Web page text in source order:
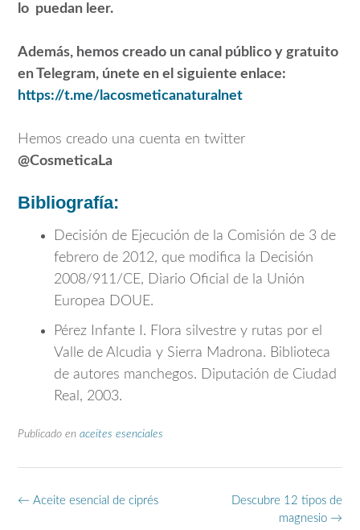
lo puedan leer.
Además, hemos creado un canal público y gratuito
en Telegram, únete en el siguiente enlace:
https://t.me/lacosmeticanaturalnet
Hemos creado una cuenta en twitter
@CosmeticaLa
Bibliografía:
Decisión de Ejecución de la Comisión de 3 de
febrero de 2012, que modifica la Decisión
2008/911/CE, Diario Oficial de la Unión
Europea DOUE.
Pérez Infante I. Flora silvestre y rutas por el
Valle de Alcudia y Sierra Madrona. Biblioteca
de autores manchegos. Diputación de Ciudad
Real, 2003.
Publicado en aceites esenciales
Navegación
Descubre 12 tipos de
magnesio →
← Aceite esencial de ciprés